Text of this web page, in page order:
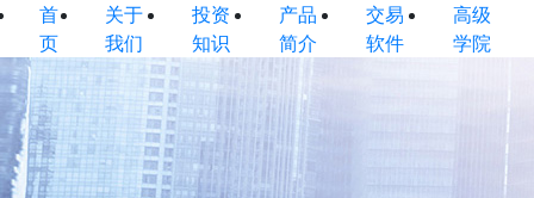
首
页
关于
我们
投资
知识
产品
简介
交易
软件
高级
学院